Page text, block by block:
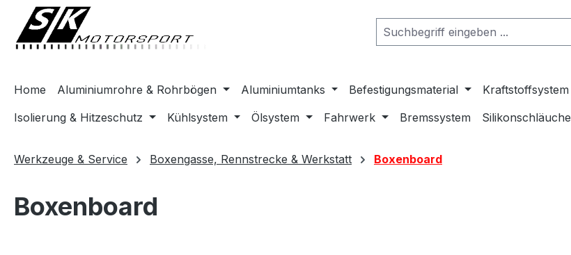
Zur Hauptnavigation springen
Home Aluminiumrohre & Rohrbögen Aluminiumtanks Befestigungsmaterial Kraftstoffsystem
Isolierung & Hitzeschutz
Kühlsystem Ölsystem Fahrwerk Bremssystem Silikonschläuche
Werkzeuge & Service Boxengasse, Rennstrecke & Werkstatt Boxenboard
Boxenboard